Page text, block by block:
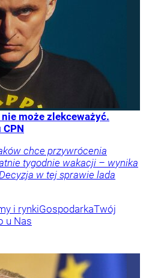
może zlekceważyć.
chce przywrócenia
tygodnie wakacji – wynika
w tej sprawie lada
i rynkiGospodarkaTwój
u Nas